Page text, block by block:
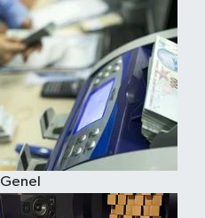
Genel
Spor
Teknoloji
Yaşam